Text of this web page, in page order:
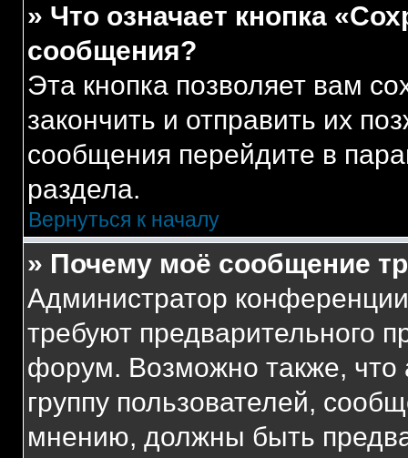
» Что означает кнопка
сообщения?
Эта кнопка позволяет вам
закончить и отправить их
сообщения перейдите в
раздела.
Вернуться к началу
» Почему моё сообщение
Администратор
требуют предварительного
форум. Возможно также, что
группу пользователей,
мнению, должны быть